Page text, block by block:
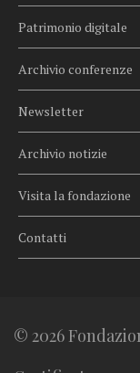
Patrimonio digitale
Archivio conferenze
Newsletter
Archivio notizie
Visita la fondazione
Contatti
© 2026